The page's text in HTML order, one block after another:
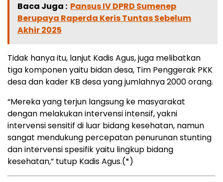
Baca Juga : Pansus IV DPRD Sumenep
Berupaya Raperda Keris Tuntas Sebelum
Akhir 2025
Tidak hanya itu, lanjut Kadis Agus, juga melibatkan
tiga komponen yaitu bidan desa, Tim Penggerak PKK
desa dan kader KB desa yang jumlahnya 2000 orang.
“Mereka yang terjun langsung ke masyarakat
dengan melakukan intervensi intensif, yakni
intervensi sensitif di luar bidang kesehatan, namun
sangat mendukung percepatan penurunan stunting
dan intervensi spesifik yaitu lingkup bidang
kesehatan,” tutup Kadis Agus.(*)